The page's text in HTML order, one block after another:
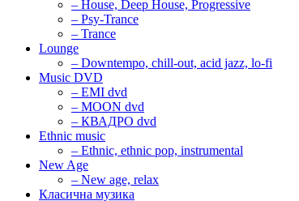
– House, Deep House, Progressive
– Psy-Trance
– Trance
Lounge
– Downtempo, chill-out, acid jazz, lo-fi
Music DVD
– EMI dvd
– MOON dvd
– КВАДРО dvd
Ethnic music
– Ethnic, ethnic pop, instrumental
New Age
– New age, relax
Класична музика